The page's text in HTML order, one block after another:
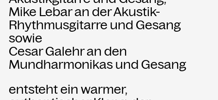
ANMELDEN
Mike Lebar an der Akustik-
Rhythmusgitarre und Gesang
sowie
Cesar Galehr an den
Mundharmonikas und Gesang
entsteht ein warmer,